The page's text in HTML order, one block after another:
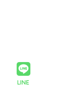
LINE